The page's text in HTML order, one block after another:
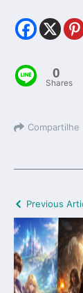
0
Shares
Compartilhe
Previous